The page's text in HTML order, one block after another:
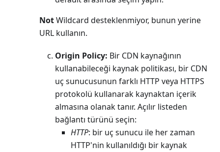
NotWildcard desteklenmiyor, bunun yerine
URL kullanın.
Origin Policy: Bir CDN kaynağının
kullanabileceği kaynak politikası, bir CDN
uç sunucusunun farklı HTTP veya HTTPS
protokolü kullanarak kaynaktan içerik
almasına olanak tanır. Açılır listeden
bağlantı türünü seçin:
HTTP: bir uç sunucu ile her zaman
HTTP'nin kullanıldığı bir kaynak